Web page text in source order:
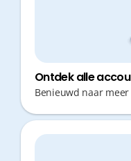
Ontdek alle
Benieuwd naar